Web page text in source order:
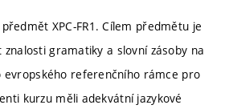
XPC-FR1. Cílem předmětu je
gramatiky a slovní zásoby na
evropského referenčního rámce pro
kurzu měli adekvátní jazykové